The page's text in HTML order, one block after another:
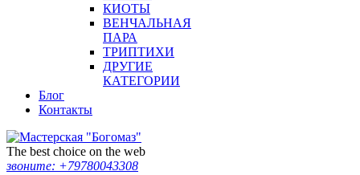
КИОТЫ
ВЕНЧАЛЬНАЯ
ПАРА
ТРИПТИХИ
ДРУГИЕ
КАТЕГОРИИ
Блог
Контакты
The best choice on the web
звоните: +79780043308